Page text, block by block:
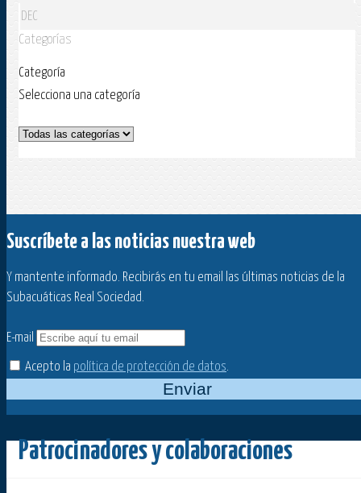
DEC
Categorías
Categoría
Selecciona una categoría
Suscríbete a las noticias nuestra web
Y mantente informado. Recibirás en tu email las últimas noticias de la
Subacuáticas Real Sociedad.
E-mail
Acepto la política de protección de datos.
Enviar
Patrocinadores y colaboraciones